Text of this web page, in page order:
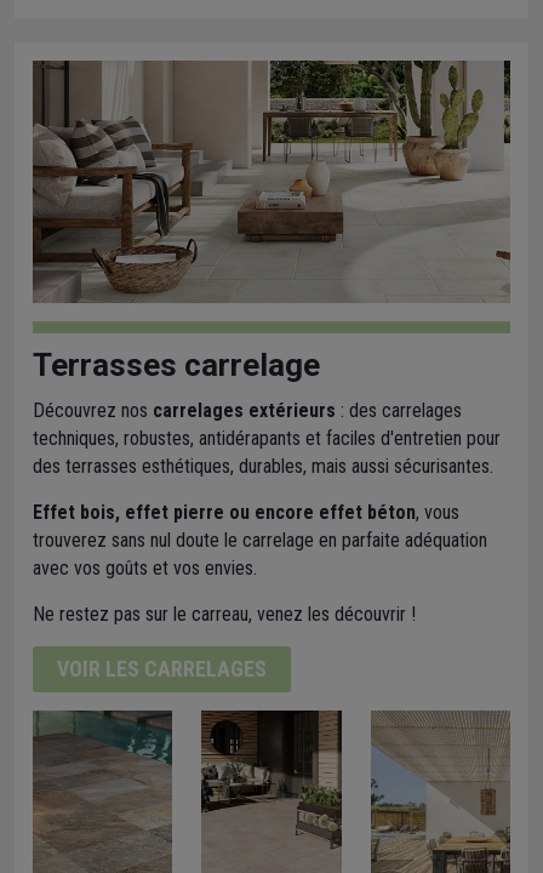
Terrasses carrelage
Découvrez nos carrelages extérieurs : des carrelages
techniques, robustes, antidérapants et faciles d'entretien pour
des terrasses esthétiques, durables, mais aussi sécurisantes.
Effet bois, effet pierre ou encore effet béton, vous
trouverez sans nul doute le carrelage en parfaite adéquation
avec vos goûts et vos envies.
Ne restez pas sur le carreau, venez les découvrir !
VOIR LES CARRELAGES